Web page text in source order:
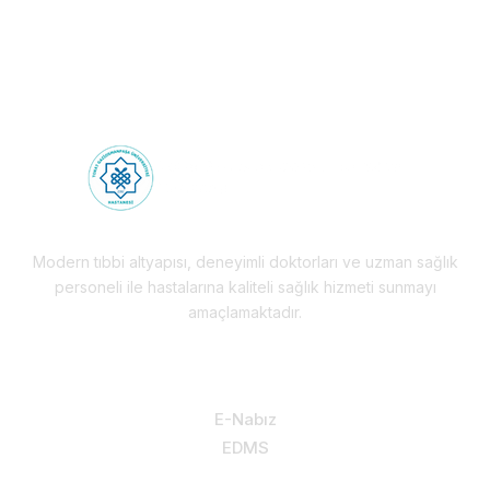
Modern tıbbi altyapısı, deneyimli doktorları ve uzman sağlık
personeli ile hastalarına kaliteli sağlık hizmeti sunmayı
amaçlamaktadır.
E-Nabız
EDMS